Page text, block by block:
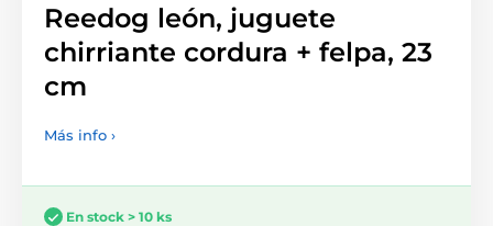
Reedog león, juguete
chirriante cordura + felpa, 23
cm
Más info ›
En stock > 10 ks